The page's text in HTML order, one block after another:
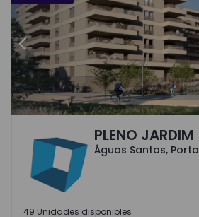
Anterior
Águas Santas, PortoPLENO JARDIM
Águas Santas, Porto
49 Unidades disponibles